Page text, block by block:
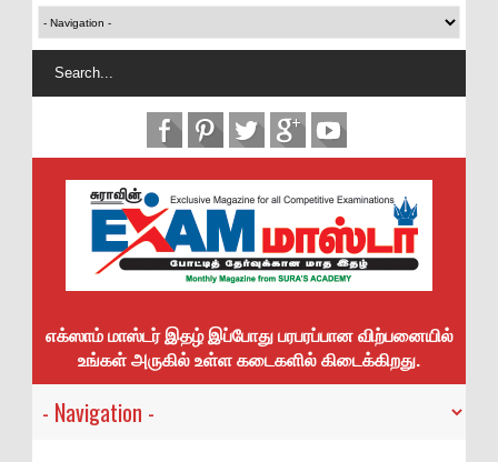
எக்ஸாம் மாஸ்டர் இதழ் இப்போது பரபரப்பான விற்பனையில்
உங்கள் அருகில் உள்ள கடைகளில் கிடைக்கிறது.